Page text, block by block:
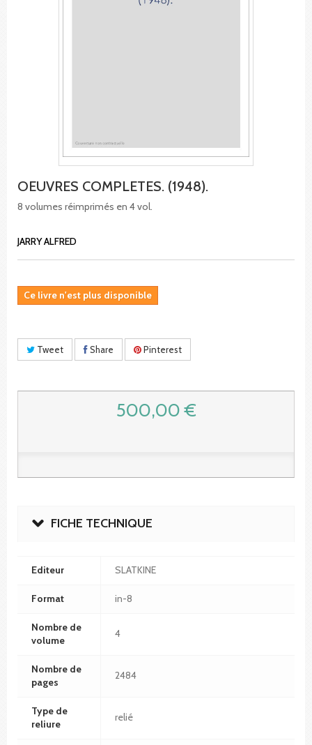
OEUVRES COMPLETES. (1948).
8 volumes réimprimés en 4 vol.
JARRY ALFRED
Ce livre n'est plus disponible
Tweet Share Pinterest
500,00 €
FICHE TECHNIQUE
Editeur SLATKINE
Format in-8
Nombre de
volume
4
Nombre de
pages
2484
Type de
reliure
relié